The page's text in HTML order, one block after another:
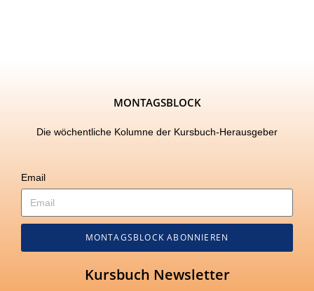
MONTAGSBLOCK
Die wöchentliche Kolumne der Kursbuch-Herausgeber
Email
MONTAGSBLOCK ABONNIEREN
Kursbuch Newsletter